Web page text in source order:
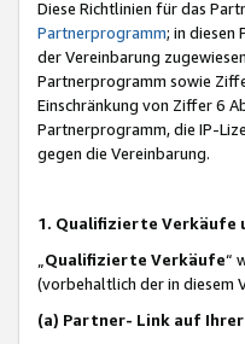
Diese Richtlinien für das
Partnerprogramm; in diesen
der Vereinbarung
Partnerprogramm sowie
Einschränkung von Ziffer 6
Partnerprogramm, die IP-
gegen die Vereinbarung.
1. Qualifizierte Verkäufe
Qualifizierte Verkäufe“
(vorbehaltlich der in diesem
(a) Partner- Link auf